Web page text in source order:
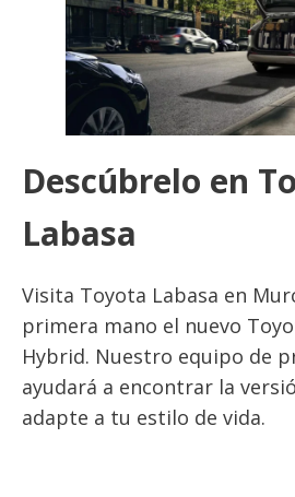
Descúbrelo en
Labasa
Visita Toyota Labasa en
primera mano el nuevo
Hybrid. Nuestro equipo de
ayudará a encontrar la
adapte a tu estilo de vida.